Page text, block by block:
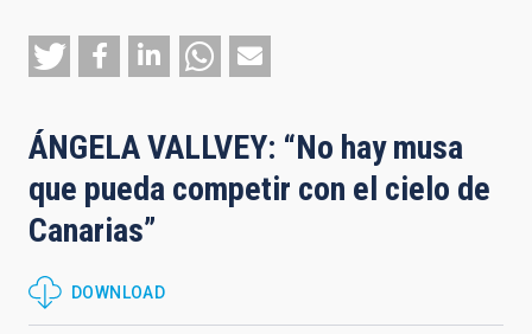
ÁNGELA VALLVEY: “No hay musa
que pueda competir con el cielo de
Canarias”
DOWNLOAD